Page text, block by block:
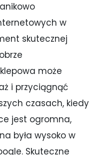
w
skutecznej
może
i przyciągnąć
czasach, kiedy
jest ogromna,
była wysoko w
Skuteczne